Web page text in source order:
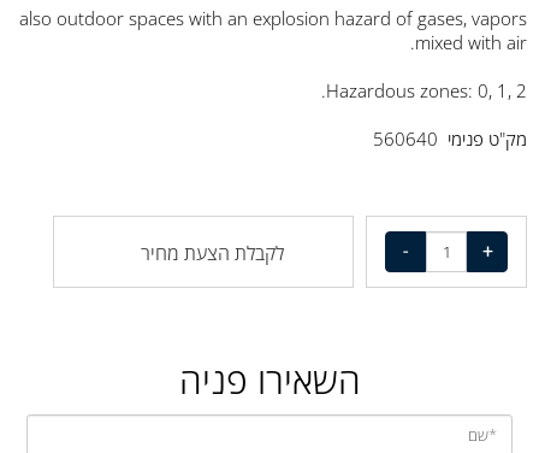
also outdoor spaces with an explosion hazard of gases, vapors
mixed with air.
Hazardous zones: 0, 1, 2.
מק"ט פנימי 560640
לקבלת הצעת מחיר
השאירו פניה